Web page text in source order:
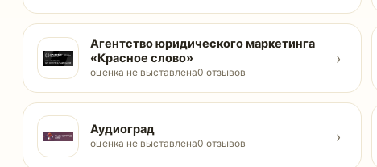
Агентство юридического маркетинга
«Красное слово»
оценка не выставлена0 отзывов
›
Аудиоград
оценка не выставлена0 отзывов ›